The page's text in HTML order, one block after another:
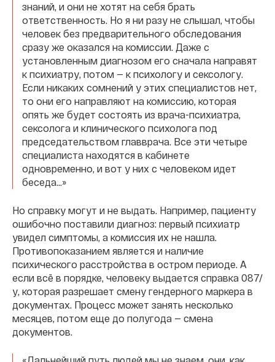
знаний, и они не хотят на себя брать
ответственность. Но я ни разу не слышал, чтобы
человек без предварительного обследования
сразу же оказался на комиссии. Даже с
установленным диагнозом его сначала направят
к психиатру, потом — к психологу и сексологу.
Если никаких сомнений у этих специалистов нет,
то они его направляют на комиссию, которая
опять же будет состоять из врача-психиатра,
сексолога и клинического психолога под
председательством главврача. Все эти четыре
специалиста находятся в кабинете
одновременно, и вот у них с человеком идет
беседа…»
Но справку могут и не выдать. Например, пациенту
ошибочно поставили диагноз: первый психиатр
увидел симптомы, а комиссия их не нашла.
Противопоказанием является и наличие
психического расстройства в остром периоде. А
если всё в порядке, человеку выдается справка 087/
у, которая разрешает смену гендерного маркера в
документах. Процесс может занять несколько
месяцев, потом еще до полугода — смена
документов.